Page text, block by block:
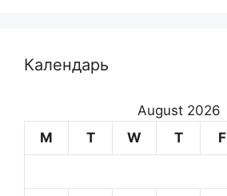
Календарь
August 2026
M
T W T F